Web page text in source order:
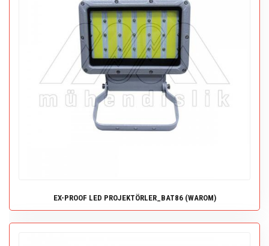
EX-PROOF LED PROJEKTÖRLER_BAT86 (WAROM)